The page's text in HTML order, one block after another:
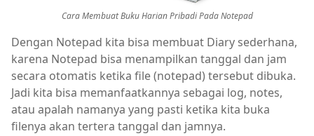
Cara Membuat Buku Harian Pribadi Pada Notepad
Dengan Notepad kita bisa membuat Diary sederhana,
karena Notepad bisa menampilkan tanggal dan jam
secara otomatis ketika file (notepad) tersebut dibuka.
Jadi kita bisa memanfaatkannya sebagai log, notes,
atau apalah namanya yang pasti ketika kita buka
filenya akan tertera tanggal dan jamnya.